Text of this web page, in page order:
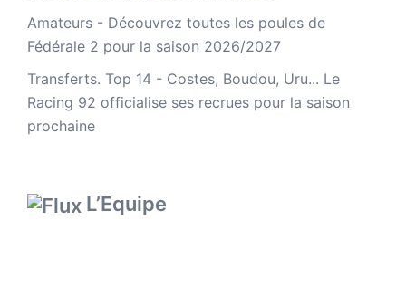
Amateurs - Découvrez toutes les poules de
Fédérale 2 pour la saison 2026/2027
Transferts. Top 14 - Costes, Boudou, Uru... Le
Racing 92 officialise ses recrues pour la saison
prochaine
L’Equipe